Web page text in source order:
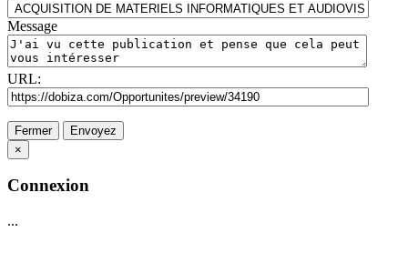
Message
URL:
Fermer
Envoyez
×
Connexion
...